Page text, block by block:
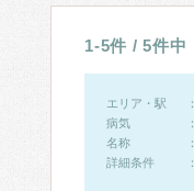
1-5件 / 5件中
エリア・駅
病気
名称
詳細条件